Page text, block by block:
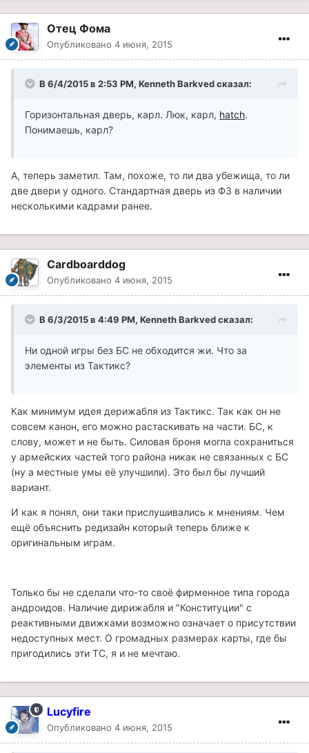
Отец Фома
Опубликовано 4 июня, 2015
В 6/4/2015 в 2:53 PM, Kenneth Barkved сказал:
Горизонтальная дверь, карл. Люк, карл, hatch.
Понимаешь, карл?
А, теперь заметил. Там, похоже, то ли два убежища, то ли
две двери у одного. Стандартная дверь из Ф3 в наличии
несколькими кадрами ранее.
Cardboarddog
Опубликовано 4 июня, 2015
В 6/3/2015 в 4:49 PM, Kenneth Barkved сказал:
Ни одной игры без БС не обходится жи. Что за
элементы из Тактикс?
Как минимум идея дерижабля из Тактикс. Так как он не
совсем канон, его можно растаскивать на части. БС, к
слову, может и не быть. Силовая броня могла сохраниться
у армейских частей того района никак не связанных с БС
(ну а местные умы её улучшили). Это был бы лучший
вариант.
И как я понял, они таки прислушивались к мнениям. Чем
ещё объяснить редизайн который теперь ближе к
оригинальным играм.
Только бы не сделали что-то своё фирменное типа города
андроидов. Наличие дирижабля и "Конституции" с
реактивными движками возможно означает о присутствии
недоступных мест. О громадных размерах карты, где бы
пригодились эти ТС, я и не мечтаю.
Lucyfire
Опубликовано 4 июня, 2015